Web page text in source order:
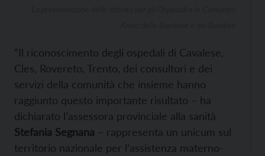
“Il riconoscimento degli ospedali di Cavalese,
Cles, Rovereto, Trento, dei consultori e dei
servizi della comunità che insieme hanno
raggiunto questo importante risultato – ha
dichiarato l’assessora provinciale alla sanità
Stefania Segnana – rappresenta un unicum sul
territorio nazionale per l’assistenza materno-